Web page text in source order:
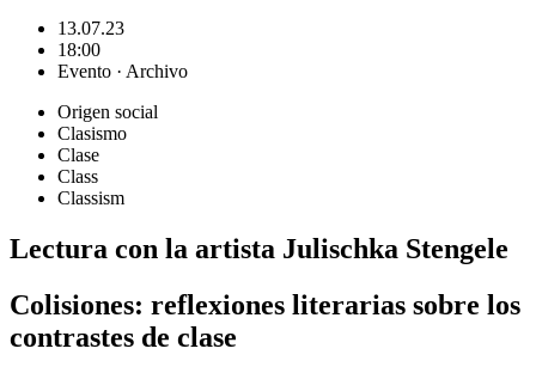
13.07.23
18:00
Evento · Archivo
Origen social
Clasismo
Clase
Class
Classism
Lectura con la artista Julischka Stengele
Colisiones: reflexiones literarias sobre los
contrastes de clase